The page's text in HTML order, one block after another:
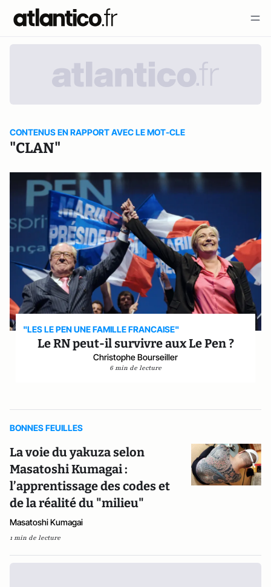
CONTENUS EN RAPPORT AVEC LE MOT-CLE
"CLAN"
"LES LE PEN UNE FAMILLE FRANCAISE"
Le RN peut-il survivre aux Le Pen ?
Christophe Bourseiller
6 min de lecture
BONNES FEUILLES
La voie du yakuza selon
Masatoshi Kumagai :
l’apprentissage des codes et
de la réalité du "milieu"
Masatoshi Kumagai
1 min de lecture